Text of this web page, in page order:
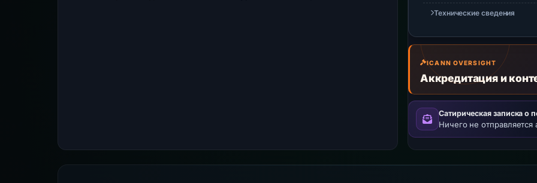
Технические сведения
ICANN OVERSIGHT
Аккредитация и
Сатирическая записка о
Ничего не отправляется